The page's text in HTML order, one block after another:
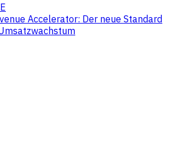
Accelerator: Der neue Standard